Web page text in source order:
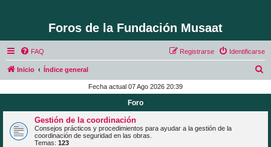
Foros de la Fundación Musaat
FAQ Identificarse
Registrarse
Inicio Índice general
c
Fecha actual 07 Ago 2026 20:39
Foro
Gestión de la coordinación
Consejos prácticos y procedimientos para ayudar a la gestión de la
coordinación de seguridad en las obras.
Temas: 123